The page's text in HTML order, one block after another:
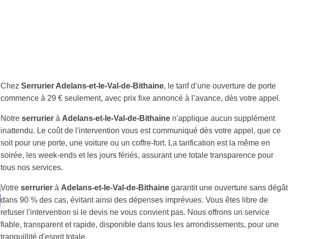
Chez Serrurier Adelans-et-le-Val-de-Bithaine, le tarif d’une ouverture de porte
commence à 29 € seulement, avec prix fixe annoncé à l’avance, dès votre appel.
Notre serrurier à Adelans-et-le-Val-de-Bithaine n'applique aucun supplément
inattendu. Le coût de l'intervention vous est communiqué dès votre appel, que ce
soit pour une porte, une voiture ou un coffre-fort. La tarification est la même en
soirée, les week-ends et les jours fériés, assurant une totale transparence pour
tous nos services.
Votre serrurier à Adelans-et-le-Val-de-Bithaine garantit une ouverture sans dégât
dans 90 % des cas, évitant ainsi des dépenses imprévues. Vous êtes libre de
refuser l'intervention si le devis ne vous convient pas. Nous offrons un service
fiable, transparent et rapide, disponible dans tous les arrondissements, pour une
tranquillité d'esprit totale.